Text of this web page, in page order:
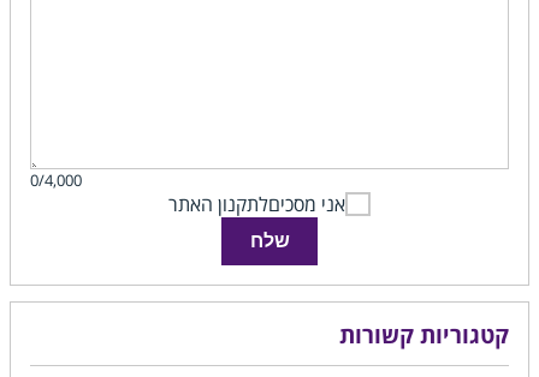
0/4,000
אני מסכיםלתקנון האתר
שלח
קטגוריות קשורות